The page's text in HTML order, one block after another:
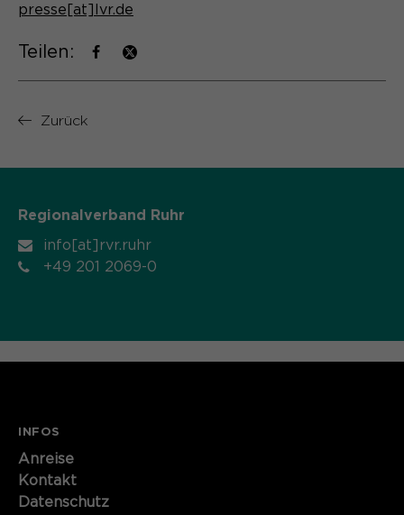
Name cookie_optin
Anbieter Sgalinski
Name MATOMO_SESSID
Anbieter Matomo
Laufzeit
Zweck
presse[at]lvr.de
Teilen:
Zurück
Regionalverband Ruhr
info[at]rvr.ruhr
+49 201 2069-0
INFOS
Anreise
Kontakt
Datenschutz